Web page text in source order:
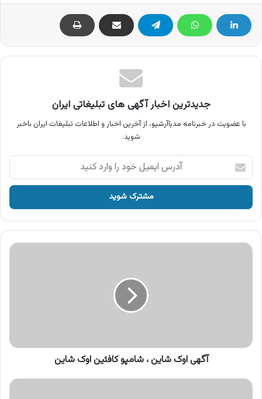
جدیدترین اخبار آگهی های تبلیغاتی ایران
با عضویت در خبرنامه مدیاآرشیو، از آخرین اخبار و اطلاعات تبلیغات ایران باخبر
شوید.
آدرس
ایمیل
خود
وارد
کنید
آگهی
آگهی اوک شاین ، شامپو کافئین اوک شاین
آگهی